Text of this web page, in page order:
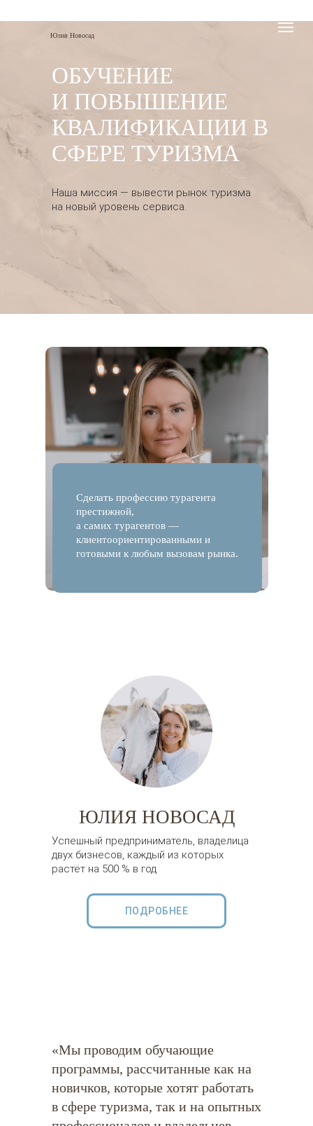
Юлия Новосад
ОБУЧЕНИЕ
И ПОВЫШЕНИЕ
КВАЛИФИКАЦИИ В
СФЕРЕ ТУРИЗМА
Сделать профессию турагента
престижной,
а самих турагентов —
клиентоориентированными и
готовыми к любым вызовам рынка.
Наша миссия — вывести рынок туризма
на новый уровень сервиса.
Успешный предприниматель, владелица
двух бизнесов, каждый из которых
растёт на 500 % в год
ЮЛИЯ НОВОСАД
ПОДРОБНЕЕ
«Мы проводим обучающие
программы, рассчитанные как на
новичков, которые хотят работать
в сфере туризма, так и на опытных